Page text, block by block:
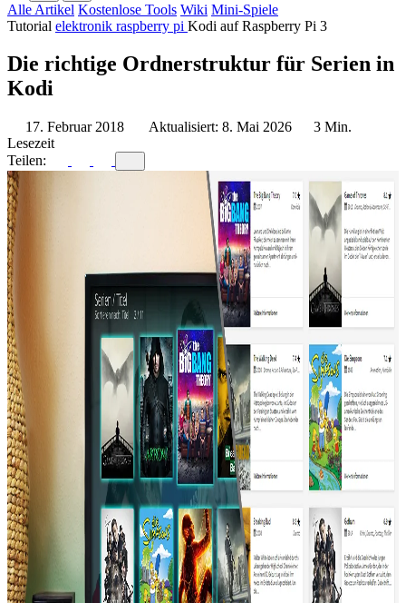
Alle Artikel Kostenlose Tools Wiki Mini-Spiele
Tutorial elektronik raspberry pi Kodi auf Raspberry Pi 3
Die richtige Ordnerstruktur für Serien in
Kodi
17. Februar 2018 Aktualisiert: 8. Mai 2026
3 Min.
Lesezeit
Teilen: